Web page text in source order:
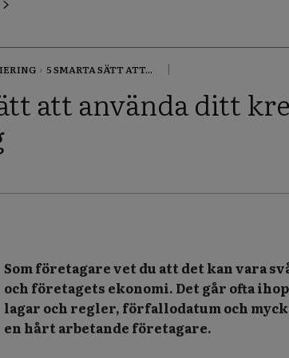
5 SMARTA SÄTT ATT...
att använda ditt
Som företagare vet du att det kan vara
och företagets ekonomi. Det går ofta
lagar och regler, förfallodatum och
en hårt arbetande företagare.